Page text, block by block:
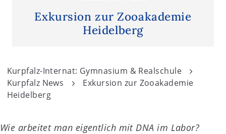
t
Exkursion zur Zooakademie
Heidelberg
Kurpfalz-Internat: Gymnasium & Realschule
Kurpfalz News
Exkursion zur Zooakademie
Heidelberg
Wie arbeitet man eigentlich mit DNA im Labor?